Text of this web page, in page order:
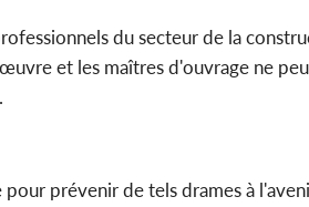
du secteur de la
et les maîtres d'ouvrage ne
prévenir de tels drames à